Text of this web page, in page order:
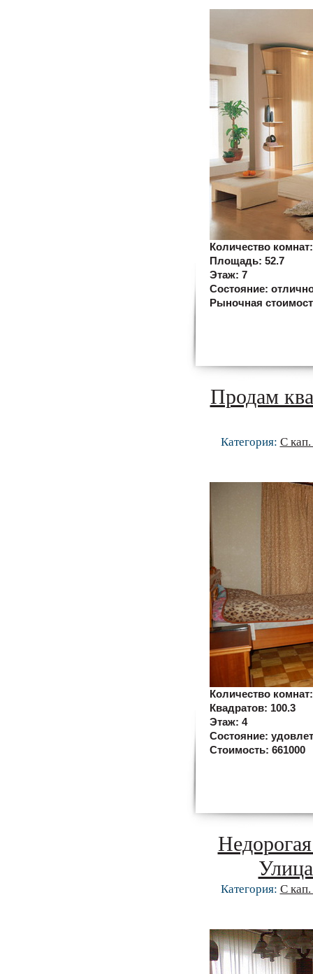
Количество
Площадь: 52.7
Этаж: 7
Состояние:
Рыночная
Продам
Категория: С
Количество
Квадратов: 100.3
Этаж: 4
Состояние:
Стоимость: 661000
Категория: С